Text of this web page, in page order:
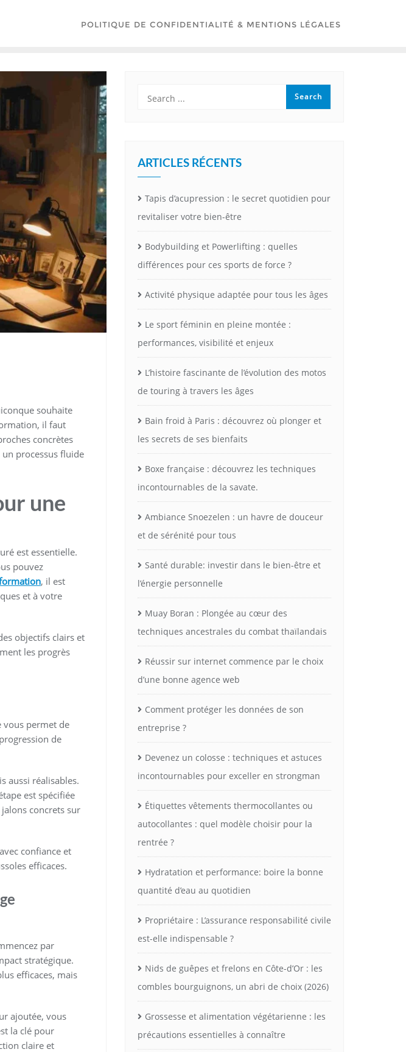
POLITIQUE DE CONFIDENTIALITÉ & MENTIONS LÉGALES
souhaite
il faut
concrètes
processus fluide
une
est essentielle.
pouvez
, il est
et à votre
objectifs clairs et
les progrès
vous permet de
de
aussi réalisables.
est spécifiée
concrets sur
confiance et
efficaces.
par
stratégique.
efficaces, mais
ajoutée, vous
la clé pour
claire et
ARTICLES RÉCENTS
Tapis d’acupression : le secret quotidien pour
revitaliser votre bien-être
Bodybuilding et Powerlifting : quelles
différences pour ces sports de force ?
Activité physique adaptée pour tous les âges
Le sport féminin en pleine montée :
performances, visibilité et enjeux
L’histoire fascinante de l’évolution des motos
de touring à travers les âges
Bain froid à Paris : découvrez où plonger et
les secrets de ses bienfaits
Boxe française : découvrez les techniques
incontournables de la savate.
Ambiance Snoezelen : un havre de douceur
et de sérénité pour tous
Santé durable: investir dans le bien-être et
l’énergie personnelle
Muay Boran : Plongée au cœur des
techniques ancestrales du combat thaïlandais
Réussir sur internet commence par le choix
d’une bonne agence web
Comment protéger les données de son
entreprise ?
Devenez un colosse : techniques et astuces
incontournables pour exceller en strongman
Étiquettes vêtements thermocollantes ou
autocollantes : quel modèle choisir pour la
rentrée ?
Hydratation et performance: boire la bonne
quantité d’eau au quotidien
Propriétaire : L’assurance responsabilité civile
est-elle indispensable ?
Nids de guêpes et frelons en Côte-d’Or : les
combles bourguignons, un abri de choix (2026)
Grossesse et alimentation végétarienne : les
précautions essentielles à connaître